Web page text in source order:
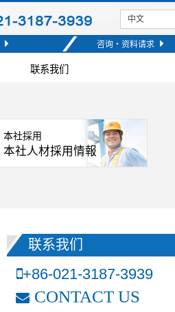
联系我们
中文
咨询・资料请求
本社採用
本社人材採用情報
联系我们
+86-021-3187-3939
CONTACT US